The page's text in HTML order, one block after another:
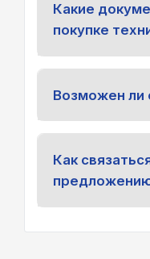
Какие
покупке
Возможен ли
Как